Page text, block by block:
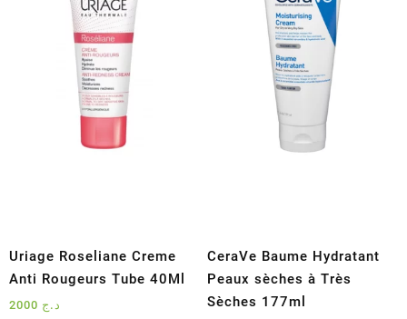
Uriage Roseliane Creme
Anti Rougeurs Tube 40Ml
د.ج
CeraVe Baume Hydratant
Peaux sèches à Très
Sèches 177ml